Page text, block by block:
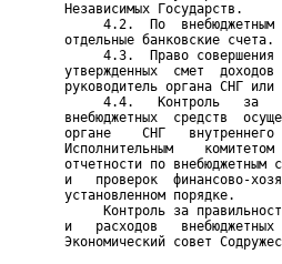
Независимых Государств.
4.2.  По  внебюджетным
отдельные банковские счета.
4.3.  Право совершения
утвержденных  смет
руководитель органа СНГ
4.4.   Контроль   за
внебюджетных  средств
органе    СНГ   внутреннего
Исполнительным
отчетности по внебюджетным
и   проверок  финансово-
установленном порядке.
Контроль за
и   расходов
Экономический совет